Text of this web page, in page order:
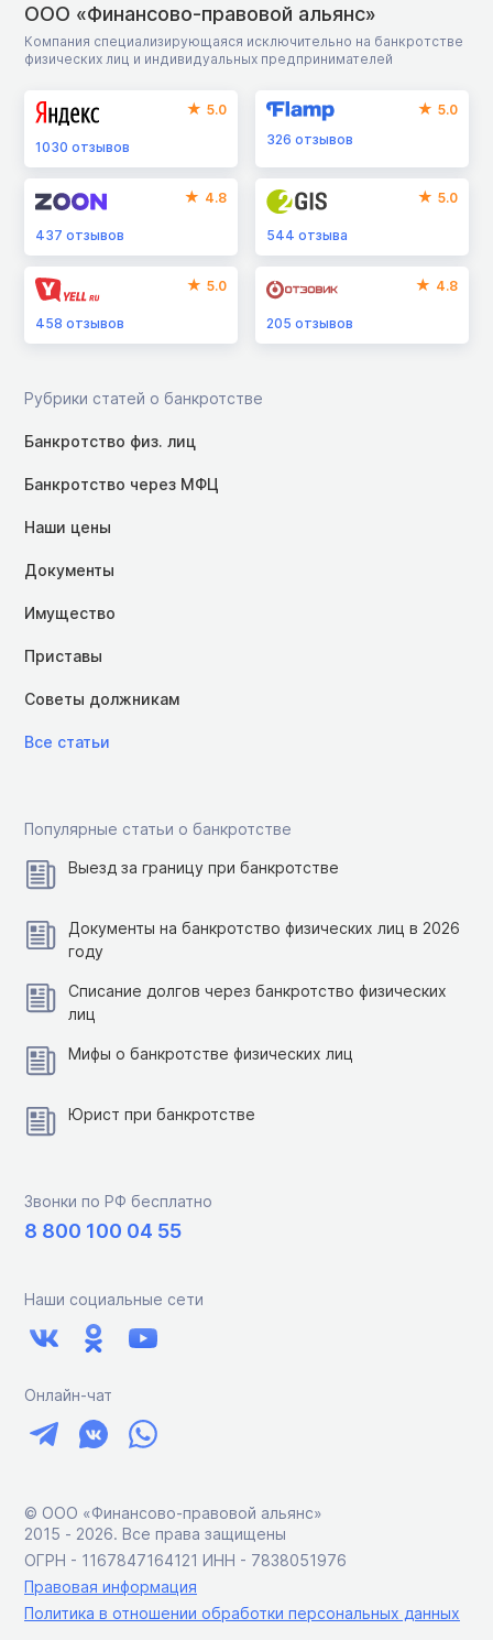
ООО «Финансово-правовой альянс»
Компания специализирующаяся исключительно на банкротстве
физических лиц и индивидуальных предпринимателей
5.0
1030 отзывов
5.0
326отзывов
4.8
437 отзывов
5.0
544отзыва
5.0
458 отзывов
4.8
205отзывов
Рубрики статей о банкротстве
Банкротство физ. лиц
Банкротство через МФЦ
Наши цены
Документы
Имущество
Приставы
Советы должникам
Все статьи
Популярные статьи о банкротстве
Выезд за границу при банкротстве
Документы на банкротство физических лиц в 2026
году
Списание долгов через банкротство физических
лиц
Мифы о банкротстве физических лиц
Юрист при банкротстве
Звонки по РФ бесплатно
8 800 100 04 55
Наши социальные сети
Онлайн-чат
© ООО «Финансово-правовой альянс»
2015 ‑ 2026. Все права защищены
ОГРН - 1167847164121 ИНН - 7838051976
Правовая информация
Политика в отношении обработки персональных данных